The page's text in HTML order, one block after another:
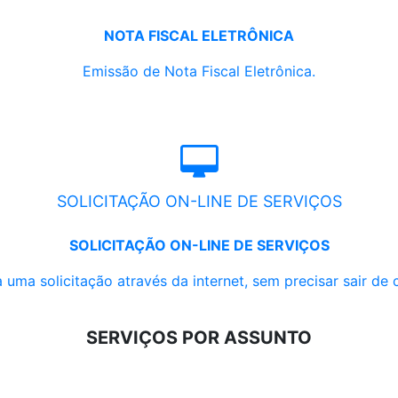
NOTA FISCAL ELETRÔNICA
Emissão de Nota Fiscal Eletrônica.
SOLICITAÇÃO ON-LINE DE SERVIÇOS
SOLICITAÇÃO ON-LINE DE SERVIÇOS
uma solicitação através da internet, sem precisar sair de
SERVIÇOS POR ASSUNTO